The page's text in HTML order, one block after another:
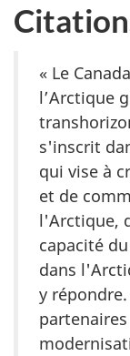
« Le
l’Arctique
s'inscrit
qui vise à
et de
l'Arctique,
capacité
dans
y